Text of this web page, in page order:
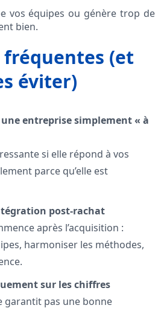
vos équipes ou génère trop de
bien.
fréquentes (et
éviter)
entreprise simplement « à
si elle répond à vos
parce qu’elle est
post‑rachat
après l’acquisition :
harmoniser les méthodes,
sur les chiffres
garantit pas une bonne